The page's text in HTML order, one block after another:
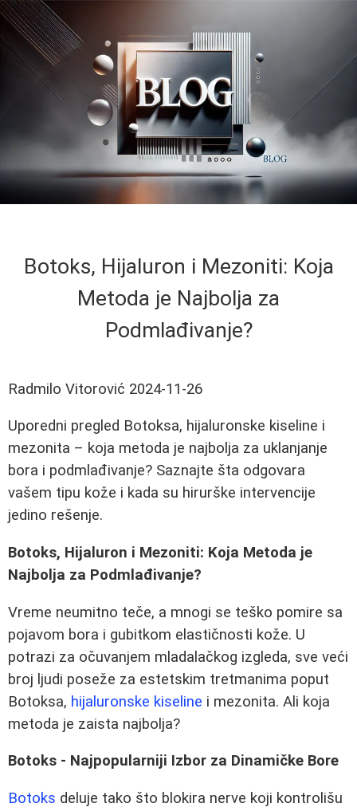
Botoks, Hijaluron i Mezoniti: Koja
Metoda je Najbolja za
Podmlađivanje?
Radmilo Vitorović 2024-11-26
Uporedni pregled Botoksa, hijaluronske kiseline i
mezonita – koja metoda je najbolja za uklanjanje
bora i podmlađivanje? Saznajte šta odgovara
vašem tipu kože i kada su hirurške intervencije
jedino rešenje.
Botoks, Hijaluron i Mezoniti: Koja Metoda je
Najbolja za Podmlađivanje?
Vreme neumitno teče, a mnogi se teško pomire sa
pojavom bora i gubitkom elastičnosti kože. U
potrazi za očuvanjem mladalačkog izgleda, sve veći
broj ljudi poseže za estetskim tretmanima poput
Botoksa, hijaluronske kiseline i mezonita. Ali koja
metoda je zaista najbolja?
Botoks - Najpopularniji Izbor za Dinamičke Bore
Botoks deluje tako što blokira nerve koji kontrolišu